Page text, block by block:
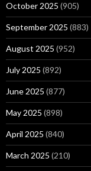
October 2025 (905)
September 2025 (883)
August 2025 (952)
July 2025 (892)
June 2025 (877)
May 2025 (898)
April 2025 (840)
March 2025 (210)